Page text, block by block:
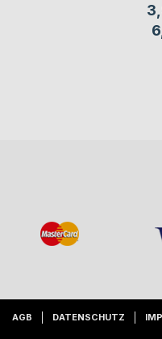
AGB DATENSCHUTZ